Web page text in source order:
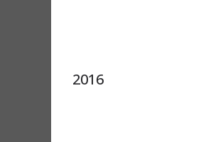
2016